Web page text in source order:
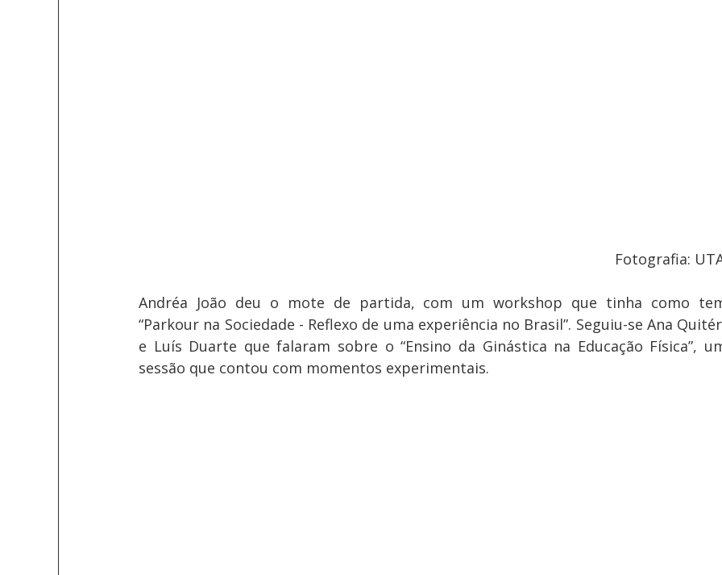
Fotografia:
Andréa João deu o mote de partida, com um workshop que tinha como
“Parkour na Sociedade - Reflexo de uma experiência no Brasil”. Seguiu-se Ana
e Luís Duarte que falaram sobre o “Ensino da Ginástica na Educação Física”,
sessão que contou com momentos experimentais.